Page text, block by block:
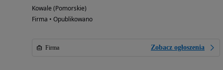
Kowale (Pomorskie)
Firma • Opublikowano
Firma Zobacz ogłoszenia